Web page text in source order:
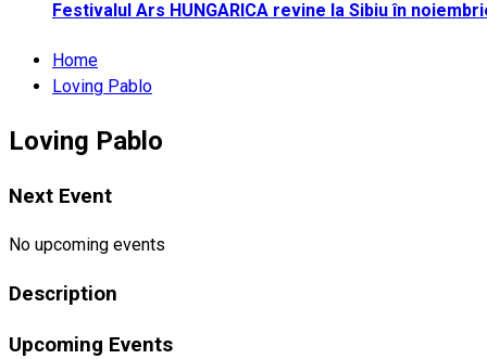
Festivalul Ars HUNGARICA revine la Sibiu în
Home
Loving Pablo
Loving Pablo
Next Event
No upcoming events
Description
Upcoming Events